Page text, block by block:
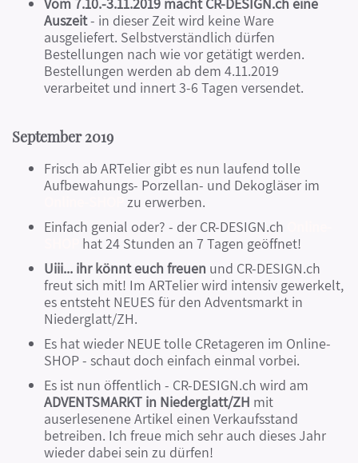
Vom 7.10.-3.11.2019 macht CR-DESIGN.ch eine
Auszeit- in dieser Zeit wird keine Ware
ausgeliefert. Selbstverständlich dürfen
Bestellungen nach wie vor getätigt werden.
Bestellungen werden ab dem 4.11.2019
verarbeitet und innert 3-6 Tagen versendet.
September 2019
Frisch ab ARTelier gibt es nun laufend tolle
Aufbewahungs- Porzellan- und Dekogläser im
zu erwerben.
Einfach genial oder? - der CR-DESIGN.ch
hat 24 Stunden an 7 Tagen geöffnet!
Uiii... ihr könnt euch freuen und CR-DESIGN.ch
freut sich mit! Im ARTelier wird intensiv gewerkelt,
es entsteht NEUES für den Adventsmarkt in
Niederglatt/ZH.
Es hat wieder NEUE tolle CRetageren im Online-
SHOP - schaut doch einfach einmal vorbei.
Es ist nun öffentlich - CR-DESIGN.ch wird am
ADVENTSMARKT in Niederglatt/ZH mit
auserlesenene Artikel einen Verkaufsstand
betreiben. Ich freue mich sehr auch dieses Jahr
wieder dabei sein zu dürfen!